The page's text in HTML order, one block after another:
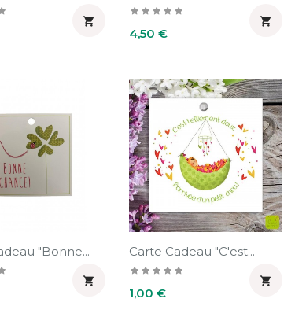

Prix
4,50 €

"Bonne...

Carte Cadeau "C'est...
Prix
1,00 €
